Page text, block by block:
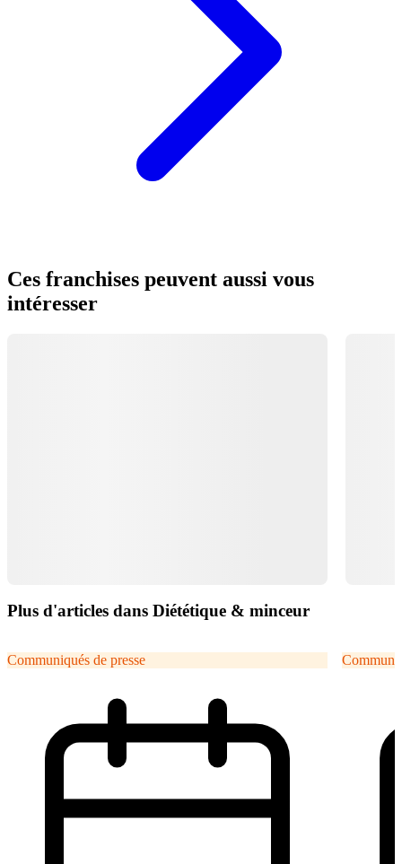
Ces franchises peuvent aussi vous
intéresser
Plus d'articles dans Diététique & minceur
Communiqués de presse